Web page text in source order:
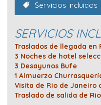
Servicios Incluidos
SERVICIOS
Traslados de llegada en
3 Noches de hotel
3 Desayunos Bufe
1 Almuerzo
Visita de Rio de Janeiro
Traslado de salida de